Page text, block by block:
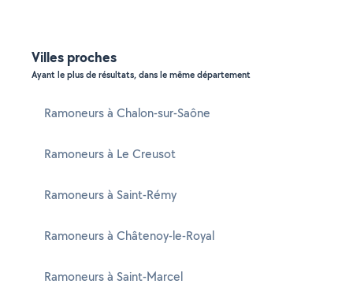
Villes proches
Ayant le plus de résultats, dans le même département
Ramoneurs à Chalon-sur-Saône
Ramoneurs à Le Creusot
Ramoneurs à Saint-Rémy
Ramoneurs à Châtenoy-le-Royal
Ramoneurs à Saint-Marcel